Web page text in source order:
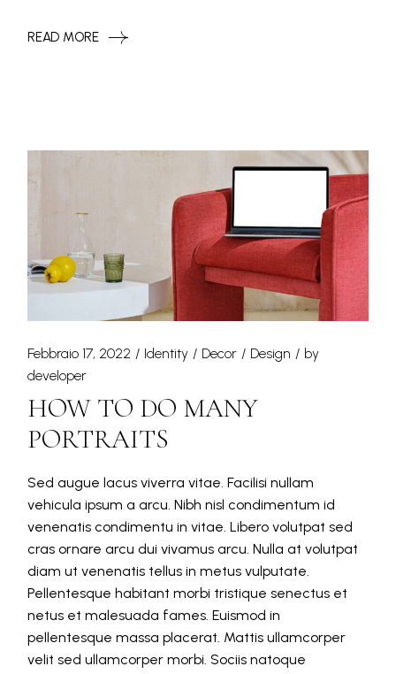
READ MORE
Febbraio 17, 2022 Identity Decor Design
by
developer
HOW TO DO MANY
PORTRAITS
Sed augue lacus viverra vitae. Facilisi nullam
vehicula ipsum a arcu. Nibh nisl condimentum id
venenatis condimentu in vitae. Libero volutpat sed
cras ornare arcu dui vivamus arcu. Nulla at volutpat
diam ut venenatis tellus in metus vulputate.
Pellentesque habitant morbi tristique senectus et
netus et malesuada fames. Euismod in
pellentesque massa placerat. Mattis ullamcorper
velit sed ullamcorper morbi. Sociis natoque